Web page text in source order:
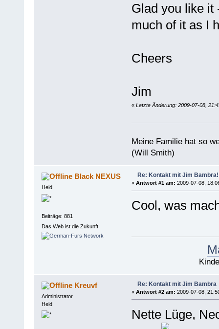
Glad you like it
much of it as I
Cheers
Jim
« Letzte Änderung: 2009-07-08,
Meine Familie hat so
(Will Smith)
Black NEXUS
Held
Beiträge: 881
Das Web ist die Zukunft
Re: Kontakt mit Jim Bambra!
« Antwort #1 am: 2009-07-08,
Cool, was
Kreuvf
Administrator
Held
Re: Kontakt mit Jim Bambra
« Antwort #2 am: 2009-07-08,
Nette Lüge,